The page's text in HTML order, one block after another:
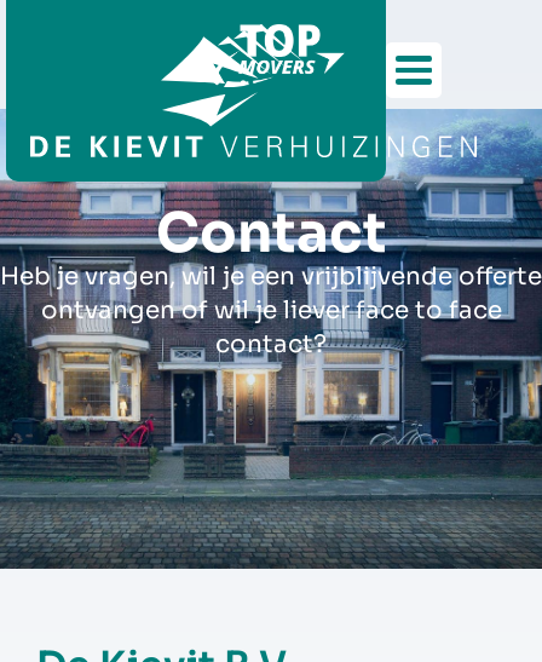
Contact
Heb je vragen, wil je een vrijblijvende offerte
ontvangen of wil je liever face to face
contact?